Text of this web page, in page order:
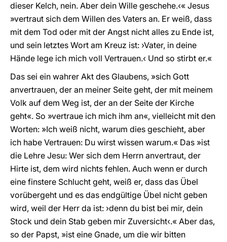
dieser Kelch, nein. Aber dein Wille geschehe.‹« Jesus
»vertraut sich dem Willen des Vaters an. Er weiß, dass
mit dem Tod oder mit der Angst nicht alles zu Ende ist,
und sein letztes Wort am Kreuz ist: ›Vater, in deine
Hände lege ich mich voll Vertrauen.‹ Und so stirbt er.«
Das sei ein wahrer Akt des Glaubens, »sich Gott
anvertrauen, der an meiner Seite geht, der mit meinem
Volk auf dem Weg ist, der an der Seite der Kirche
geht«. So »vertraue ich mich ihm an«, vielleicht mit den
Worten: »Ich weiß nicht, warum dies geschieht, aber
ich habe Vertrauen: Du wirst wissen warum.« Das »ist
die Lehre Jesu: Wer sich dem Herrn anvertraut, der
Hirte ist, dem wird nichts fehlen. Auch wenn er durch
eine finstere Schlucht geht, weiß er, dass das Übel
vorübergeht und es das endgültige Übel nicht geben
wird, weil der Herr da ist: ›denn du bist bei mir, dein
Stock und dein Stab geben mir Zuversicht‹.« Aber das,
so der Papst, »ist eine Gnade, um die wir bitten